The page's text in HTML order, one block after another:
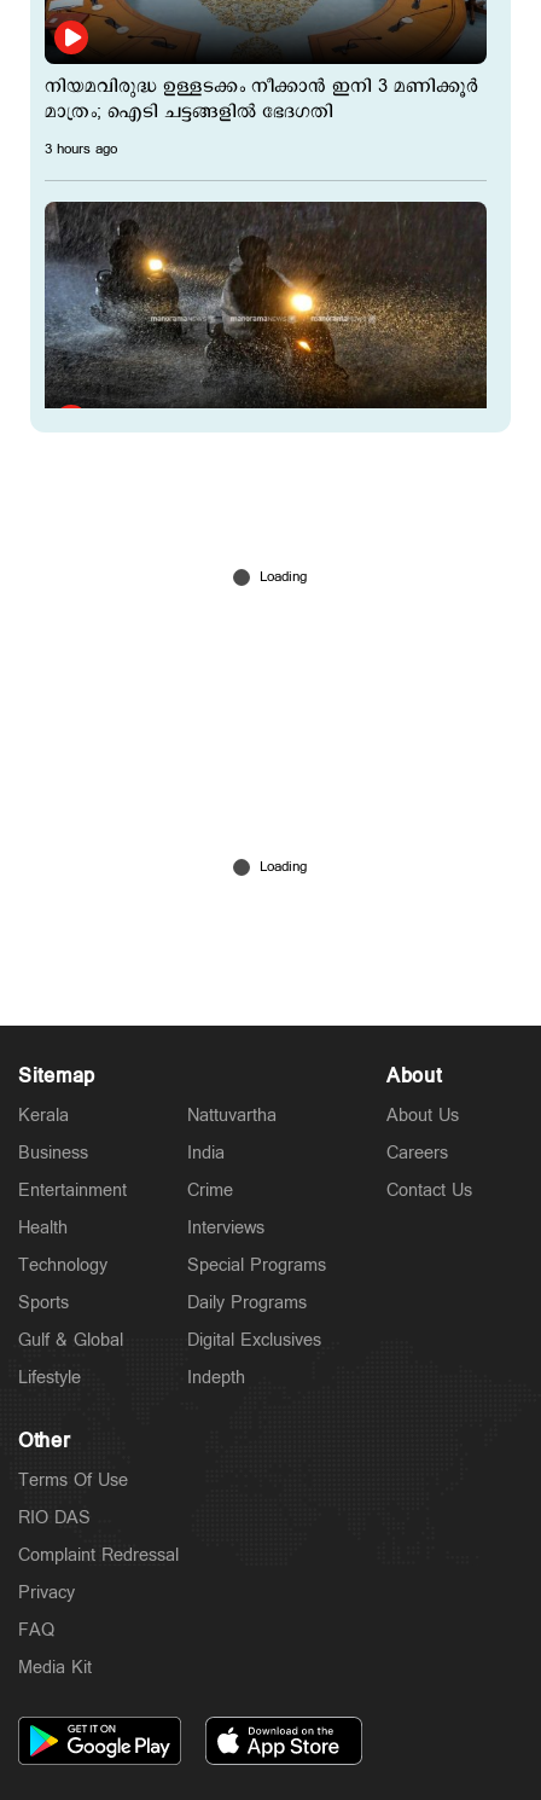
നിയമവിരുദ്ധ ഉള്ളടക്കം നീക്കാൻ ഇനി 3 മണിക്കൂർ
മാത്രം; ഐടി ചട്ടങ്ങളിൽ ഭേദഗതി
3 hours ago
പ്രധാനമന്ത്രിയുടെ വിദേശയാത്രകൾക്ക് 2021
മുതൽ ചെലവായത് 557 കോടി രൂപ; കണക്കുകൾ
Sitemap
Kerala
Business
Entertainment
Health
Technology
Sports
Gulf & Global
Lifestyle
Nattuvartha
India
Crime
Interviews
Special Programs
Daily Programs
Digital Exclusives
Indepth
About
About Us
Careers
Contact Us
Other
Terms Of Use
RIO DAS
Complaint Redressal
Privacy
FAQ
Media Kit